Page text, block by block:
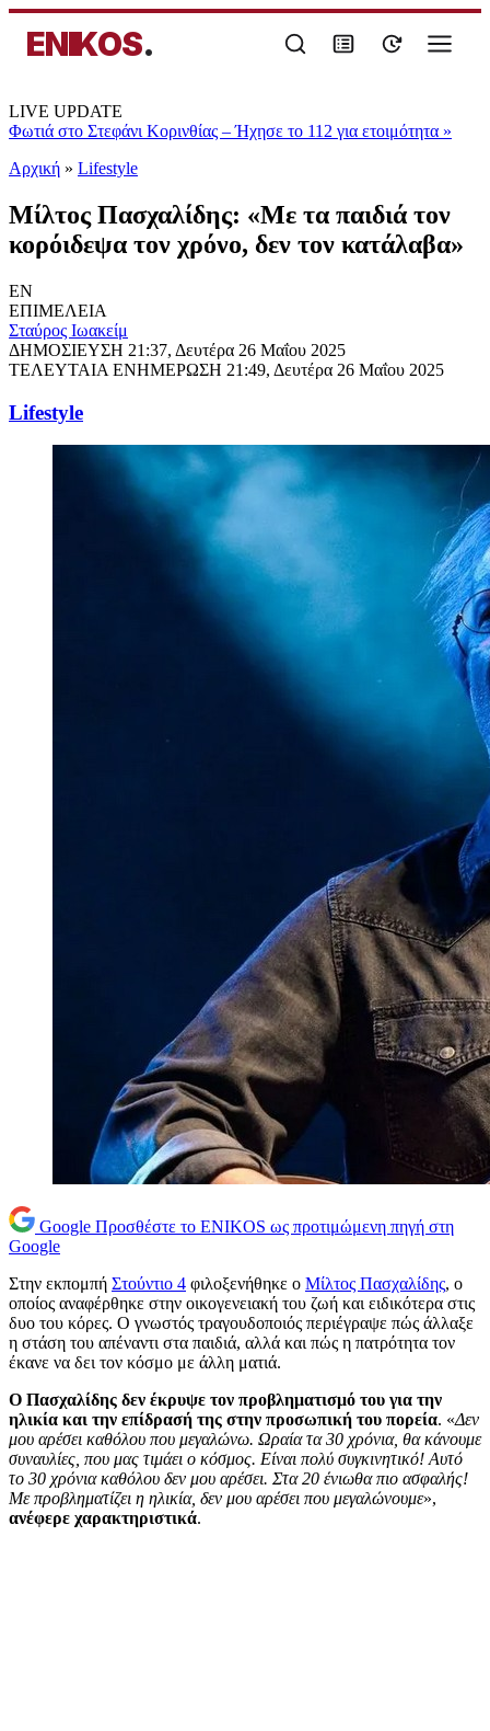
ENIKOS.
LIVE UPDATE
Φωτιά στο Στεφάνι Κορινθίας – Ήχησε το 112 για ετοιμότητα »
Αρχική » Lifestyle
Μίλτος Πασχαλίδης: «Με τα παιδιά τον
κορόιδεψα τον χρόνο, δεν τον κατάλαβα»
EN
ΕΠΙΜΕΛΕΙΑ
Σταύρος Ιωακείμ
ΔΗΜΟΣΙΕΥΣΗ 21:37, Δευτέρα 26 Μαΐου 2025
ΤΕΛΕΥΤΑΙΑ ΕΝΗΜΕΡΩΣΗ 21:49, Δευτέρα 26 Μαΐου 2025
Lifestyle
Google Προσθέστε το ENIKOS ως προτιμώμενη πηγή στη
Google
Στην εκπομπή Στούντιο 4 φιλοξενήθηκε ο Μίλτος Πασχαλίδης, ο
οποίος αναφέρθηκε στην οικογενειακή του ζωή και ειδικότερα στις
δυο του κόρες. Ο γνωστός τραγουδοποιός περιέγραψε πώς άλλαξε
η στάση του απέναντι στα παιδιά, αλλά και πώς η πατρότητα τον
έκανε να δει τον κόσμο με άλλη ματιά.
Ο Πασχαλίδης δεν έκρυψε τον προβληματισμό του για την
ηλικία και την επίδρασή της στην προσωπική του πορεία. «Δεν
μου αρέσει καθόλου που μεγαλώνω. Ωραία τα 30 χρόνια, θα κάνουμε
συναυλίες, που μας τιμάει ο κόσμος. Είναι πολύ συγκινητικό! Αυτό
το 30 χρόνια καθόλου δεν μου αρέσει. Στα 20 ένιωθα πιο ασφαλής!
Με προβληματίζει η ηλικία, δεν μου αρέσει που μεγαλώνουμε»,
ανέφερε χαρακτηριστικά.